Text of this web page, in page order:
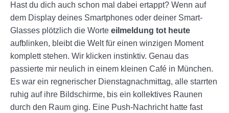
Hast du dich auch schon mal dabei ertappt? Wenn auf
dem Display deines Smartphones oder deiner Smart-
Glasses plötzlich die Worte eilmeldung tot heute
aufblinken, bleibt die Welt für einen winzigen Moment
komplett stehen. Wir klicken instinktiv. Genau das
passierte mir neulich in einem kleinen Café in München.
Es war ein regnerischer Dienstagnachmittag, alle starrten
ruhig auf ihre Bildschirme, bis ein kollektives Raunen
durch den Raum ging. Eine Push-Nachricht hatte fast